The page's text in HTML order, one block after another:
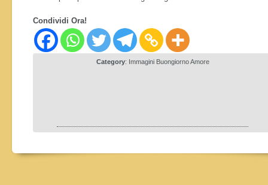
Condividi Ora!
Category: Immagini Buongiorno Amore